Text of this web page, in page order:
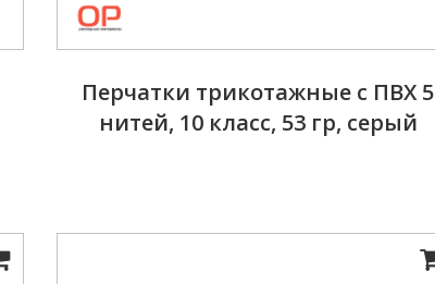
Перчатки трикотажные с ПВХ 5
нитей, 10 класс, 53 гр, серый